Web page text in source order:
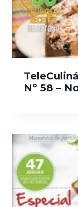
Nº 58 –